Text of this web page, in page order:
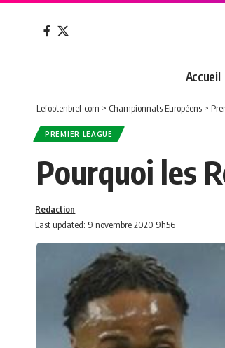
Accueil
Lefootenbref.com > Championnats Européens >
PREMIER LEAGUE
Pourquoi les
Last updated: 9 novembre 2020 9h56
Redaction